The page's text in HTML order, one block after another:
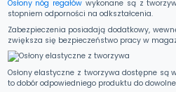
Osłony nóg regałów wykonane są z
stopniem odporności na odkształcenia.
Zabezpieczenia posiadają dodatkowy,
zwiększa się bezpieczeństwo pracy w
Osłony elastyczne z tworzywa dostępne są
to dobór odpowiedniego produktu do